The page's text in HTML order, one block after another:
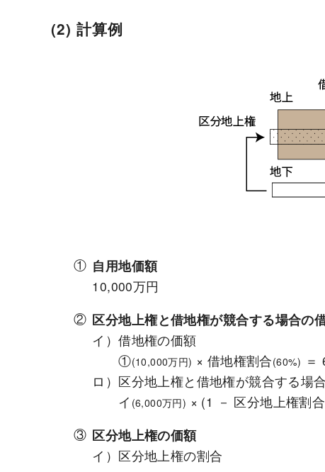
(2) 計算例
自用地価額
10,000万円
区分地上権と借地権が競合する場合の
イ）借地権の価額
①(10,000万円) × 借地権割合(60%) ＝
ロ）区分地上権と借地権が競合する場
イ (6,000万円) × (1 － 区分地上権割合
区分地上権の価額
イ）区分地上権の割合